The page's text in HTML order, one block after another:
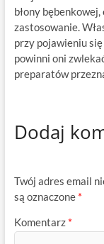
błony
zastosowanie.
przy pojawieniu
powinni oni
preparatów
Dodaj
Twój adres email
są oznaczone *
Komentarz *